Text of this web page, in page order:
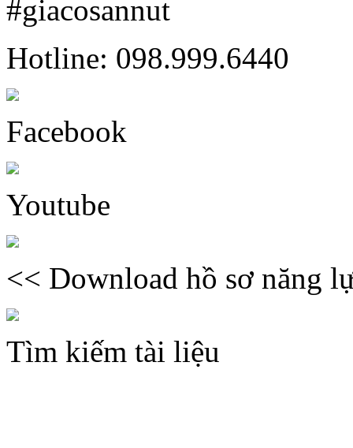
#giacosannut
Hotline: 098.999.6440
Facebook
Youtube
<< Download hồ sơ năng
Tìm kiếm tài liệu